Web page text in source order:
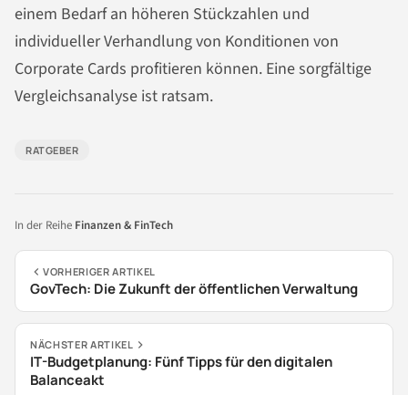
einem Bedarf an höheren Stückzahlen und
individueller Verhandlung von Konditionen von
Corporate Cards profitieren können. Eine sorgfältige
Vergleichsanalyse ist ratsam.
RATGEBER
In der Reihe Finanzen & FinTech
VORHERIGER ARTIKEL
GovTech: Die Zukunft der öffentlichen Verwaltung
NÄCHSTER ARTIKEL
IT-Budgetplanung: Fünf Tipps für den digitalen
Balanceakt